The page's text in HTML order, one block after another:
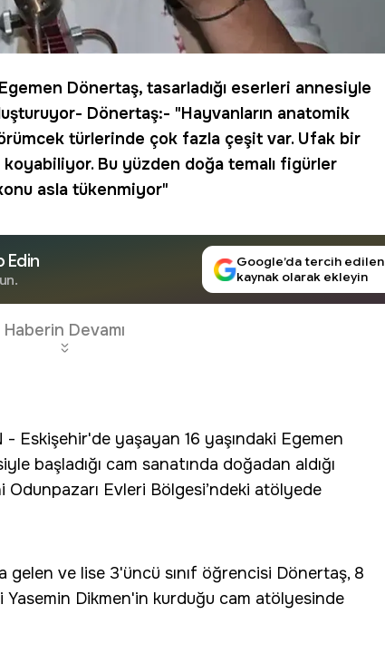
Egemen Dönertaş, tasarladığı eserleri annesiyle
Dönertaş:- "Hayvanların anatomik
türlerinde çok fazla çeşit var. Ufak bir
Bu yüzden doğa temalı figürler
asla tükenmiyor"
Edin
Google’da tercih edilen
kaynak olarak ekleyin
Haberin Devamı
- Eskişehir'de yaşayan 16 yaşındaki Egemen
başladığı cam sanatında doğadan aldığı
Evleri Bölgesi’ndeki atölyede
gelen ve lise 3'üncü sınıf öğrencisi Dönertaş, 8
Yasemin Dikmen'in kurduğu cam atölyesinde